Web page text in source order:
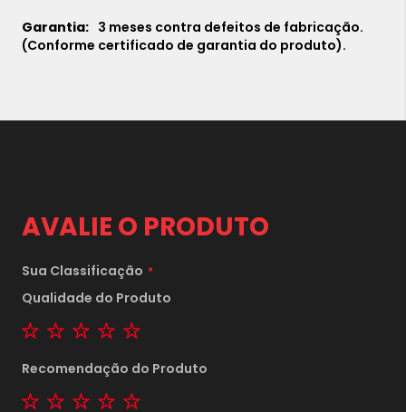
3 meses contra defeitos de fabricação.
(Conforme certificado de garantia do produto).
AVALIE O PRODUTO
Sua Classificação
Qualidade do Produto
1 star2 stars3 stars4 stars
Recomendação do Produto
1 star2 stars3 stars4 stars